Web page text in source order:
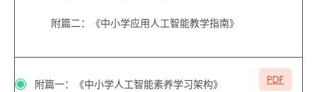
附篇二：《中小学应用人工智能教学指南》
附篇一：《中小学人工智能素养学习架构》